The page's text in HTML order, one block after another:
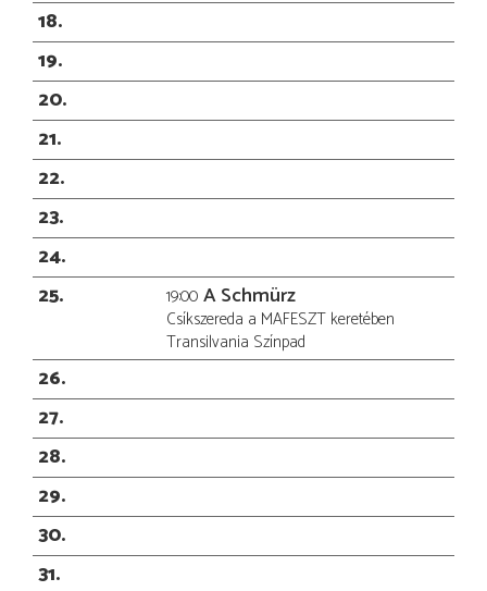
18
19
20
21
22
23
24
25
19:00 A Schmürz
Csíkszereda a MAFESZT keretében
Transilvania Színpad
26
27
28
29
30
31